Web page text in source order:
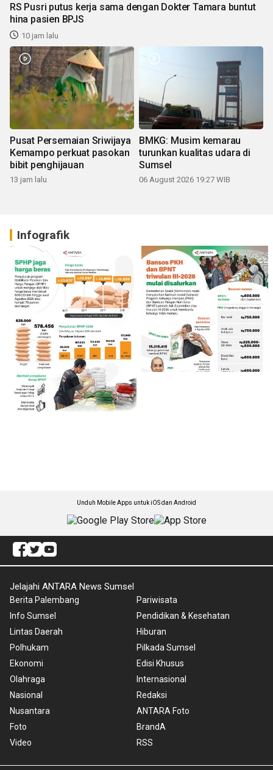
RS Pusri putus kerja sama dengan Dokter Tamara buntut
hina pasien BPJS
10 jam lalu
Pusat Persemaian Sriwijaya
Kemampo perkuat pasokan
bibit penghijauan
13 jam lalu
BMKG: Musim kemarau
turunkan kualitas udara di
Sumsel
06 August 2026 19:27 WIB
Infografik
Unduh Mobile Apps untuk iOS dan Android
Jelajahi ANTARA News Sumsel
Berita Palembang
Info Sumsel
Lintas Daerah
Polhukam
Ekonomi
Olahraga
Nasional
Nusantara
Foto
Video
Pariwisata
Pendidikan & Kesehatan
Hiburan
Pilkada Sumsel
Edisi Khusus
Internasional
Redaksi
ANTARA Foto
BrandA
RSS